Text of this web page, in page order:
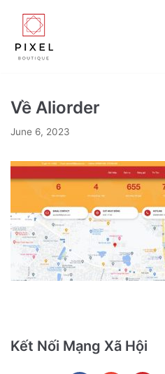
Skip
to
content
Về Aliorder
June 6, 2023
Kết Nối Mạng Xã Hội